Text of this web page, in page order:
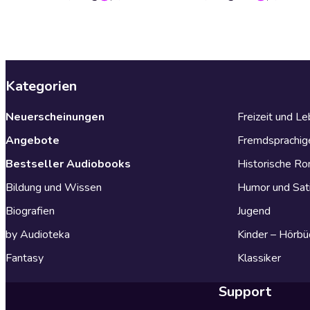
Kategorien
Neuerscheinungen
Angebote
Bestseller Audiobooks
Bildung und Wissen
Biografien
by Audioteka
Fantasy
Freizeit und
Historische
Humor und
Jugend
Kinder –
Klassiker
Support